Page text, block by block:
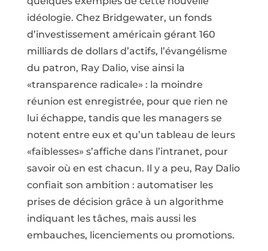
idéologie. Chez Bridgewater, un fonds
d’investissement américain gérant 160
milliards de dollars d’actifs, l’évangélisme
du patron, Ray Dalio, vise ainsi la
«transparence radicale» : la moindre
réunion est enregistrée, pour que rien ne
lui échappe, tandis que les managers se
notent entre eux et qu’un tableau de leurs
«faiblesses» s’affiche dans l’intranet, pour
savoir où en est chacun. Il y a peu, Ray Dalio
confiait son ambition : automatiser les
prises de décision grâce à un algorithme
indiquant les tâches, mais aussi les
embauches, licenciements ou promotions.